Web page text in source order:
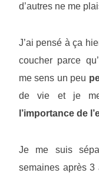
d’autres ne me
J’ai pensé à ça
coucher parce
me sens un peu
de vie et je
l’importance de
Je me suis
semaines après 3